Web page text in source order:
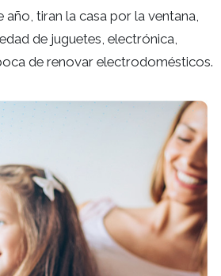
tiran la casa por la ventana,
de juguetes, electrónica,
de renovar electrodomésticos.